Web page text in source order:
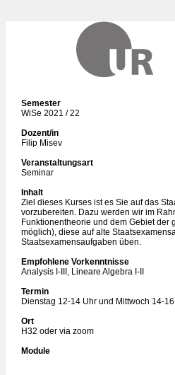
Semester
WiSe 2021 / 22
Dozent/in
Filip Misev
Veranstaltungsart
Seminar
Inhalt
Ziel dieses Kurses ist es Sie auf das
vorzubereiten. Dazu werden wir im
Funktionentheorie und dem Gebiet
möglich), diese auf alte
Staatsexamensaufgaben üben.
Empfohlene Vorkenntnisse
Analysis I-III, Lineare Algebra I-II
Termin
Dienstag 12-14 Uhr und Mittwoch 14-
Ort
H32 oder via zoom
Module